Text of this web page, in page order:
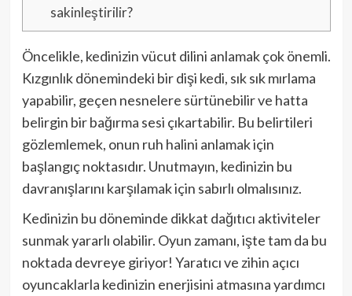
sakinleştirilir?
Öncelikle, kedinizin vücut dilini anlamak çok önemli.
Kızgınlık dönemindeki bir dişi kedi, sık sık mırlama
yapabilir, geçen nesnelere sürtünebilir ve hatta
belirgin bir bağırma sesi çıkartabilir. Bu belirtileri
gözlemlemek, onun ruh halini anlamak için
başlangıç noktasıdır. Unutmayın, kedinizin bu
davranışlarını karşılamak için sabırlı olmalısınız.
Kedinizin bu döneminde dikkat dağıtıcı aktiviteler
sunmak yararlı olabilir. Oyun zamanı, işte tam da bu
noktada devreye giriyor! Yaratıcı ve zihin açıcı
oyuncaklarla kedinizin enerjisini atmasına yardımcı